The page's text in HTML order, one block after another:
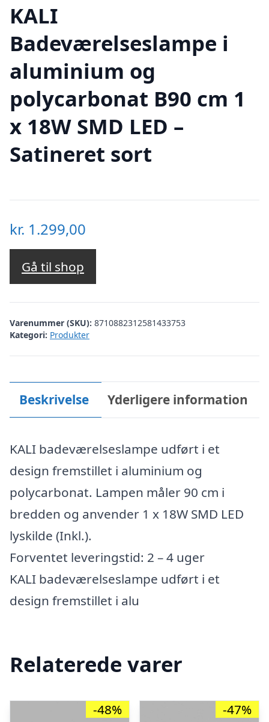
KALI
Badeværelseslampe i
aluminium og
polycarbonat B90 cm 1
x 18W SMD LED –
Satineret sort
kr. 1.299,00
Gå til shop
Varenummer (SKU): 8710882312581433753
Kategori: Produkter
Beskrivelse Yderligere information
KALI badeværelseslampe udført i et
design fremstillet i aluminium og
polycarbonat. Lampen måler 90 cm i
bredden og anvender 1 x 18W SMD LED
lyskilde (Inkl.).
Forventet leveringstid: 2 – 4 uger
KALI badeværelseslampe udført i et
design fremstillet i alu
Relaterede varer
-48% -47%